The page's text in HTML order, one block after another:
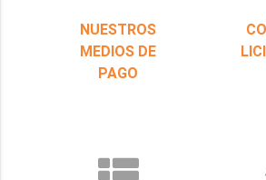
NUESTROS
MEDIOS DE
PAGO